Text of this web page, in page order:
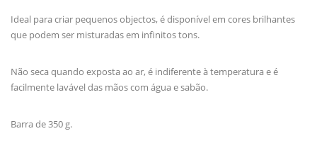
Ideal para criar pequenos objectos, é disponível em cores brilhantes
que podem ser misturadas em infinitos tons.
Não seca quando exposta ao ar, é indiferente à temperatura e é
facilmente lavável das mãos com água e sabão.
Barra de 350 g.